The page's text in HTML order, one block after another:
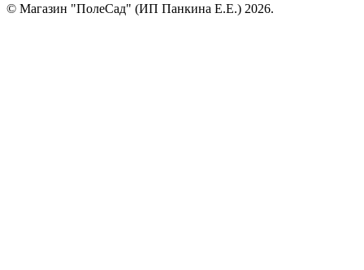
© Магазин "ПолеСад" (ИП Панкина Е.Е.) 2026.